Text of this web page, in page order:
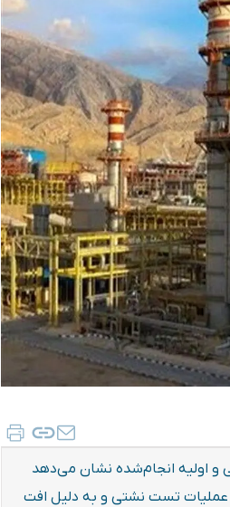
و اولیه انجام‌شده نشان می‌دهد
تست نشتی و به دلیل افت